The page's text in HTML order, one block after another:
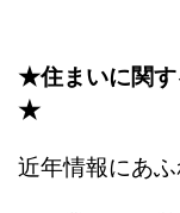
★住まいに関す
★
近年情報にあふ